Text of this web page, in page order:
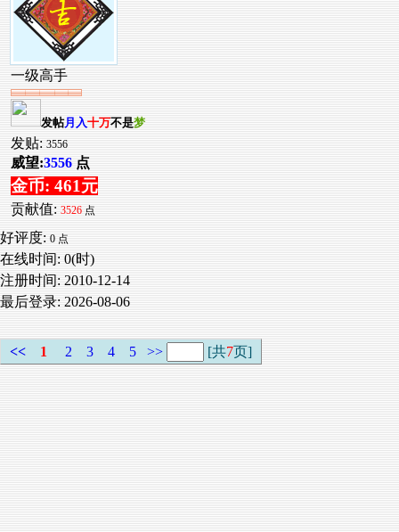
一级高手
发帖月入十万不是梦
发贴: 3556
威望:3556 点
金币: 461元
贡献值: 3526 点
好评度: 0 点
在线时间: 0(时)
注册时间: 2010-12-14
最后登录: 2026-08-06
<< 1 2 3 4 5 >> [共7页]